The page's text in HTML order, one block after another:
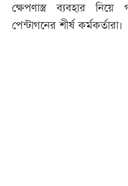
ক্ষেপণাস্ত্র ব্যবহার
পেন্টাগনের শীর্ষ কর্মকর্তারা।